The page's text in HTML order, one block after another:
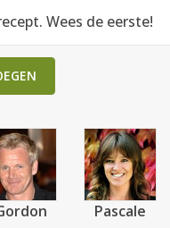
Wees de eerste!
Pascale